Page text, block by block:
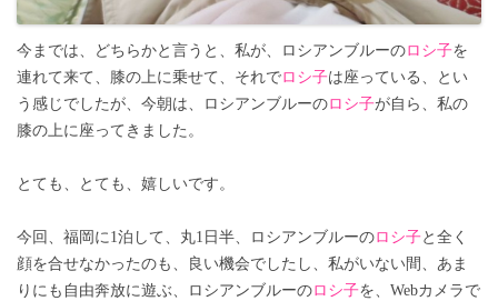
今までは、どちらかと言うと、私が、ロシアンブルーのロシ子を
連れて来て、膝の上に乗せて、それでロシ子は座っている、とい
う感じでしたが、今朝は、ロシアンブルーのロシ子が自ら、私の
膝の上に座ってきました。
とても、とても、嬉しいです。
今回、福岡に1泊して、丸1日半、ロシアンブルーのロシ子と全く
顔を合せなかったのも、良い機会でしたし、私がいない間、あま
りにも自由奔放に遊ぶ、ロシアンブルーのロシ子を、Webカメラで